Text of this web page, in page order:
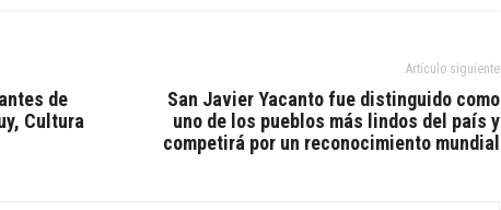
de
Cultura
Artículo siguiente
San Javier Yacanto fue distinguido como
uno de los pueblos más lindos del país y
competirá por un reconocimiento mundial